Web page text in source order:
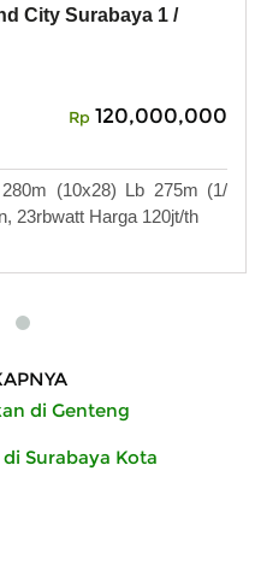
City Surabaya 1 /
Rp 120,000,000
(10x28) Lb 275m (1/
23rbwatt Harga 120jt/th
di Genteng
Surabaya Kota